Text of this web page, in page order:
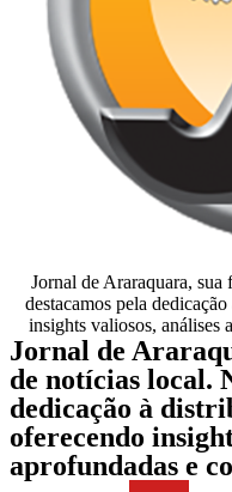
Jornal de Araraquara,
destacamos pela
insights valiosos, análises
Jornal de
de notícias local.
dedicação à
oferecendo
aprofundadas e